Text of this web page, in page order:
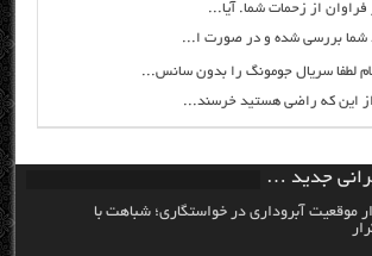
از زحمات شما. آیا...
شما بررسی شده و در صورت ا...
این که راضی هستید خرسند...
جدید …
موقعیت آبروداری در خواستگاری؛ شباهت با